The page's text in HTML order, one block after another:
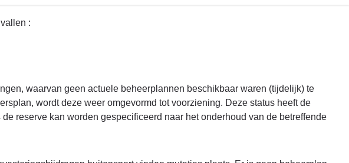
:
waarvan geen actuele beheerplannen beschikbaar waren (tijdelijk) te
wordt deze weer omgevormd tot voorziening. Deze status heeft de
reserve kan worden gespecificeerd naar het onderhoud van de betreffende